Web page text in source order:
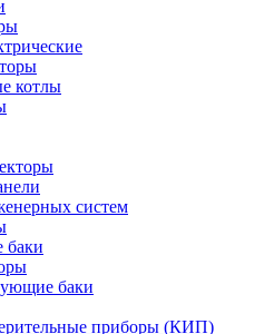
котлы
систем
баки
баки
приборы (КИП)